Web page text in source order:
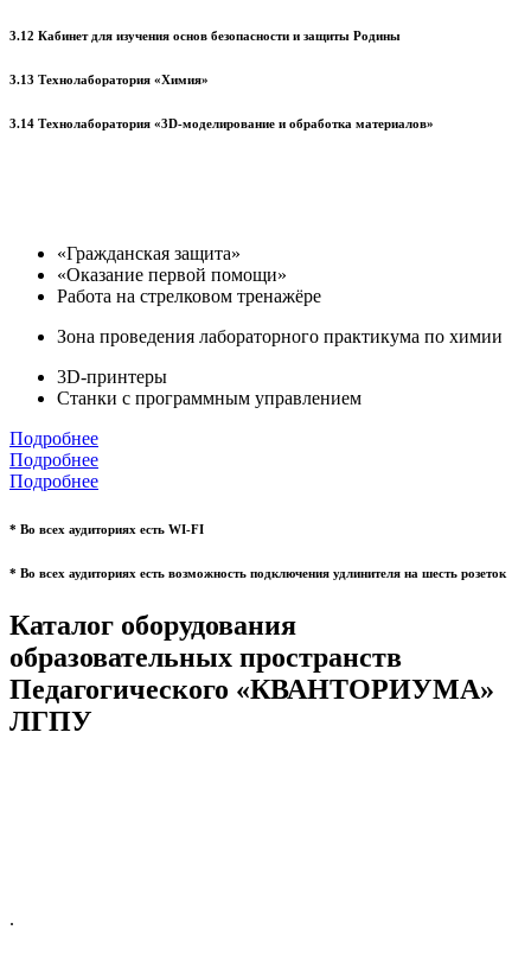
3.12 Кабинет для изучения основ безопасности и защиты Родины
3.13 Технолаборатория «Химия»
3.14 Технолаборатория «3D-моделирование и обработка материалов»
«Гражданская защита»
«Оказание первой помощи»
Работа на стрелковом тренажёре
Зона проведения лабораторного практикума по химии
3D-принтеры
Станки с программным управлением
Подробнее
Подробнее
Подробнее
* Во всех аудиториях есть WI-FI
* Во всех аудиториях есть возможность подключения удлинителя на шесть розеток
Каталог оборудования
образовательных пространств
Педагогического «КВАНТОРИУМА»
ЛГПУ
.